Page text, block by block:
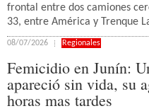
frontal entre dos camiones
33, entre América y Trenque
08/07/2026 Regionales
Femicidio en Junín:
apareció sin vida, su
horas mas tardes